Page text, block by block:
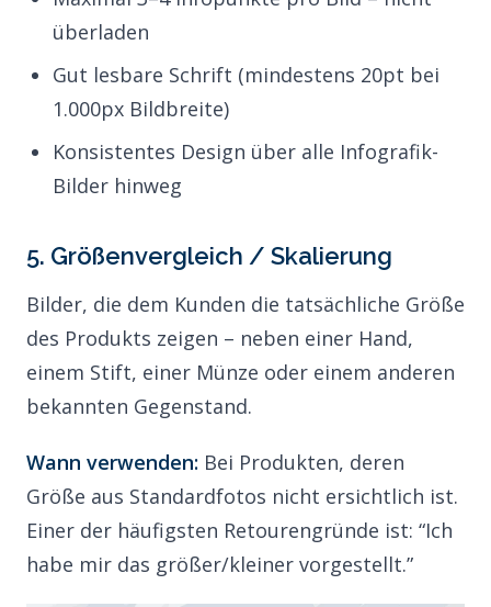
überladen
Gut lesbare Schrift (mindestens 20pt bei
1.000px Bildbreite)
Konsistentes Design über alle Infografik-
Bilder hinweg
5. Größenvergleich / Skalierung
Bilder, die dem Kunden die tatsächliche Größe
des Produkts zeigen – neben einer Hand,
einem Stift, einer Münze oder einem anderen
bekannten Gegenstand.
Wann verwenden: Bei Produkten, deren
Größe aus Standardfotos nicht ersichtlich ist.
Einer der häufigsten Retourengründe ist: “Ich
habe mir das größer/kleiner vorgestellt.”